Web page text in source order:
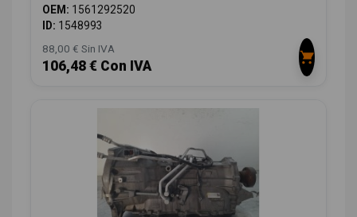
OEM: 1561292520
ID: 1548993
88,00 € Sin IVA
106,48 € Con IVA